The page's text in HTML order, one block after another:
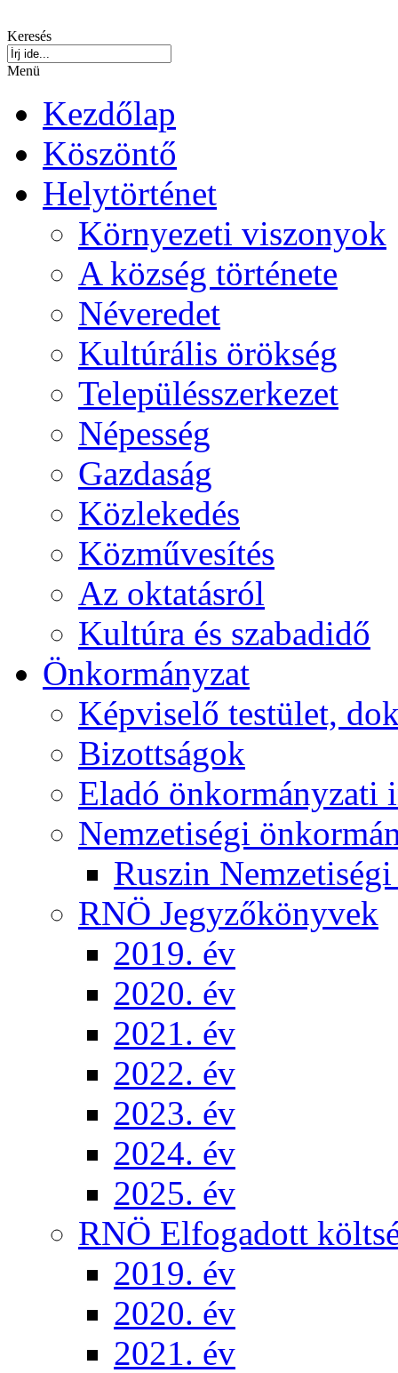
Keresés
Menü
Kezdőlap
Köszöntő
Helytörténet
Környezeti viszonyok
A község története
Néveredet
Kultúrális örökség
Településszerkezet
Népesség
Gazdaság
Közlekedés
Közművesítés
Az oktatásról
Kultúra és szabadidő
Önkormányzat
Képviselő testület,
Bizottságok
Eladó önkormányzati
Nemzetiségi
Ruszin
RNÖ Jegyzőkönyvek
2019. év
2020. év
2021. év
2022. év
2023. év
2024. év
2025. év
RNÖ Elfogadott
2019. év
2020. év
2021. év